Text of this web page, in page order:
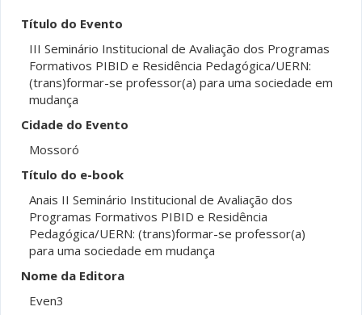
Título do Evento
III Seminário Institucional de Avaliação dos Programas
Formativos PIBID e Residência Pedagógica/UERN:
(trans)formar-se professor(a) para uma sociedade em
mudança
Cidade do Evento
Mossoró
Título do e-book
Anais II Seminário Institucional de Avaliação dos
Programas Formativos PIBID e Residência
Pedagógica/UERN: (trans)formar-se professor(a)
para uma sociedade em mudança
Nome da Editora
Even3